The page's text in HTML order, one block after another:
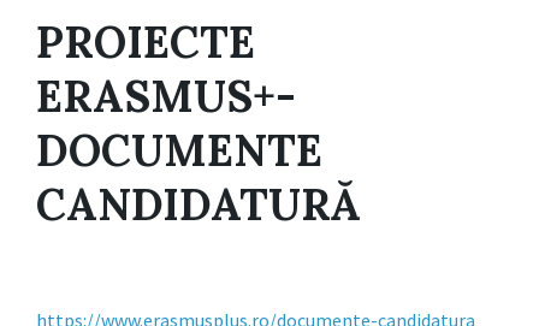
PROIECTE
ERASMUS+-
DOCUMENTE
CANDIDATURĂ
https://www.erasmusplus.ro/documente-candidatura